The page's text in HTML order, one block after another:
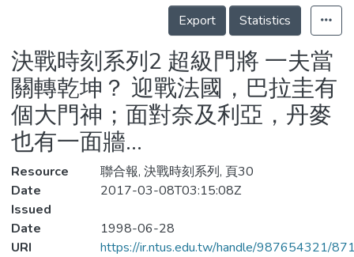
Statistics
Export
Statistics
決戰時刻系列2 超級門將 一夫當
關轉乾坤？ 迎戰法國，巴拉圭有
個大門神；面對奈及利亞，丹麥
也有一面牆…
Resource
聯合報, 決戰時刻系列, 頁30
Date
Issued
2017-03-08T03:15:08Z
Date
1998-06-28
URI
https://ir.ntus.edu.tw/handle/987654321/